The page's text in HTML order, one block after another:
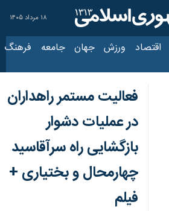
۱۸ مرداد ۱۴۰۵
اقتصاد ورزش جهان جامعه فرهنگ
فعالیت مستمر راهداران
در عملیات دشوار
بازگشایی راه سرآقاسید
چهارمحال و بختیاری +
فیلم